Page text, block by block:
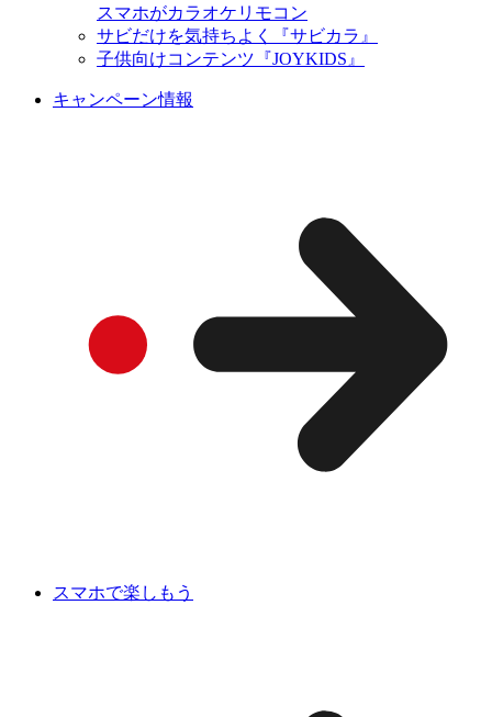
スマホがカラオケリモコン
サビだけを気持ちよく『サビカラ』
子供向けコンテンツ『JOYKIDS』
キャンペーン情報
スマホで楽しもう